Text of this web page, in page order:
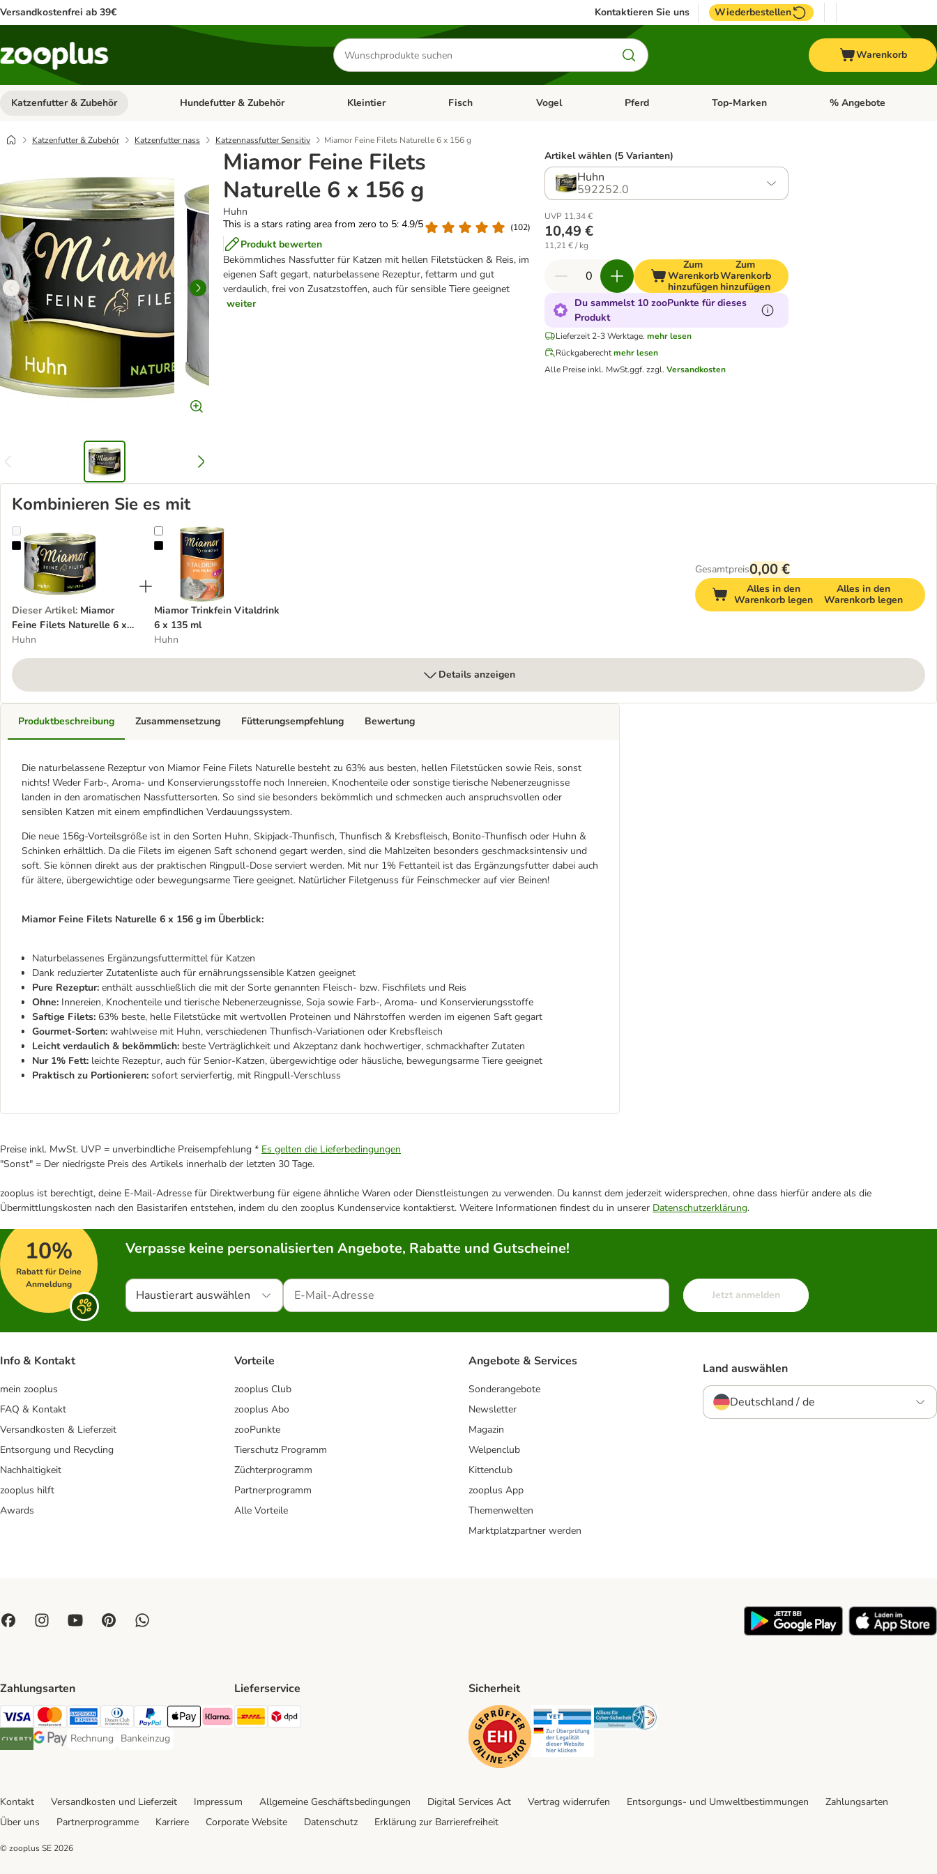
Versandkostenfrei ab 39€ Kontaktieren Sie uns Wiederbestellen
Produkte
suchen
Warenkorb
Katzenfutter & Zubehör Kategorie-Menü öffnen: Katzenfutter & Zubehör
Hundefutter & Zubehör Kategorie-Menü öffnen: Hundefutter & Zubehör
Kleintier Kategorie-Menü öffnen: Kleintier
Fisch Kategorie-Menü öffnen: Fisch
Vogel Kategorie-Menü öffnen: Vogel
Pferd Kategorie-Menü öffnen: Pferd
Top-Marken Kategorie-Menü öffnen:
% Angebote
Katzenfutter & Zubehör Katzenfutter nass Katzennassfutter Sensitiv Miamor Feine Filets Naturelle 6 x 156 g
Miamor Feine Filets
Naturelle 6 x 156 g
Huhn
This is a stars rating area from zero to 5: 4.9/5
(102)
Produkt bewerten
Bekömmliches Nassfutter für Katzen mit hellen Filetstücken & Reis, im
eigenen Saft gegart, naturbelassene Rezeptur, fettarm und gut
verdaulich, frei von Zusatzstoffen, auch für sensible Tiere geeignet
weiter
Artikel wählen (5 Varianten)
Huhn
592252.0
UVP 11,34 €
10,49 €
11,21 € / kg
Zum
Warenkorb
hinzufügen
Zum
Warenkorb
hinzufügen
Du sammelst 10 zooPunkte für dieses
Produkt
Lieferzeit 2-3 Werktage. mehr lesen
Rückgaberecht mehr lesen
Alle Preise inkl. MwSt.ggf. zzgl. Versandkosten
Kombinieren Sie es mit
Miamor Feine Filets Naturelle 6 x 156 g
Dieser Artikel: Miamor
Feine Filets Naturelle 6 x
156 g
Huhn
Miamor Trinkfein Vitaldrink 6 x 135 ml
Miamor Trinkfein Vitaldrink
6 x 135 ml
Huhn
Gesamtpreis0,00 €
Alles in den
Warenkorb legen
Alles in den
Warenkorb legen
Details anzeigen
Produktbeschreibung
Die naturbelassene Rezeptur von Miamor Feine Filets Naturelle besteht zu 63% aus besten, hellen Filetstücken sowie Reis, sonst
nichts! Weder Farb-, Aroma- und Konservierungsstoffe noch Innereien, Knochenteile oder sonstige tierische Nebenerzeugnisse
landen in den aromatischen Nassfuttersorten. So sind sie besonders bekömmlich und schmecken auch anspruchsvollen oder
sensiblen Katzen mit einem empfindlichen Verdauungssystem.
Die neue 156g-Vorteilsgröße ist in den Sorten Huhn, Skipjack-Thunfisch, Thunfisch & Krebsfleisch, Bonito-Thunfisch oder Huhn &
Schinken erhältlich. Da die Filets im eigenen Saft schonend gegart werden, sind die Mahlzeiten besonders geschmacksintensiv und
soft. Sie können direkt aus der praktischen Ringpull-Dose serviert werden. Mit nur 1% Fettanteil ist das Ergänzungsfutter dabei auch
für ältere, übergewichtige oder bewegungsarme Tiere geeignet. Natürlicher Filetgenuss für Feinschmecker auf vier Beinen!
Miamor Feine Filets Naturelle 6 x 156 g im Überblick:
Naturbelassenes Ergänzungsfuttermittel für Katzen
Dank reduzierter Zutatenliste auch für ernährungssensible Katzen geeignet
Pure Rezeptur: enthält ausschließlich die mit der Sorte genannten Fleisch- bzw. Fischfilets und Reis
Ohne: Innereien, Knochenteile und tierische Nebenerzeugnisse, Soja sowie Farb-, Aroma- und Konservierungsstoffe
Saftige Filets: 63% beste, helle Filetstücke mit wertvollen Proteinen und Nährstoffen werden im eigenen Saft gegart
Gourmet-Sorten: wahlweise mit Huhn, verschiedenen Thunfisch-Variationen oder Krebsfleisch
Leicht verdaulich & bekömmlich: beste Verträglichkeit und Akzeptanz dank hochwertiger, schmackhafter Zutaten
Nur 1% Fett: leichte Rezeptur, auch für Senior-Katzen, übergewichtige oder häusliche, bewegungsarme Tiere geeignet
Praktisch zu Portionieren: sofort servierfertig, mit Ringpull-Verschluss
Zusammensetzung Fütterungsempfehlung Bewertung
Preise inkl. MwSt. UVP = unverbindliche Preisempfehlung * Es gelten die Lieferbedingungen
"Sonst" = Der niedrigste Preis des Artikels innerhalb der letzten 30 Tage.
zooplus ist berechtigt, deine E-Mail-Adresse für Direktwerbung für eigene ähnliche Waren oder Dienstleistungen zu verwenden. Du kannst dem jederzeit widersprechen, ohne dass hierfür andere als die
Übermittlungskosten nach den Basistarifen entstehen, indem du den zooplus Kundenservice kontaktierst. Weitere Informationen findest du in unserer Datenschutzerklärung.
10%
Rabatt für Deine
Anmeldung
Verpasse keine personalisierten Angebote, Rabatte und Gutscheine!
Haustierart auswählen Jetzt anmelden
Info & Kontakt
mein zooplus
FAQ & Kontakt
Versandkosten & Lieferzeit
Entsorgung und Recycling
Nachhaltigkeit
zooplus hilft
Awards
Vorteile
zooplus Club
zooplus Abo
zooPunkte
Tierschutz Programm
Züchterprogramm
Partnerprogramm
Alle Vorteile
Angebote & Services
Sonderangebote
Newsletter
Magazin
Welpenclub
Kittenclub
zooplus App
Themenwelten
Marktplatzpartner werden
Land auswählen
Deutschland / de
Zahlungsarten
Visa Payment Method
Mastercard Payment Method
American Express Payment Method
Diners Club Payment Method
PayPal Payment Method
Apple Pay Payment Method
Klarna Payment Method
Riverty Payment Method
Google Pay Payment Method
Rechnung
Rechnung Payment Method
Bankeinzug
Bankeinzug Payment Method
Lieferservice
DHL Shipping Method
Sicherheit
Security Security Security
Kontakt Versandkosten und Lieferzeit Impressum Allgemeine Geschäftsbedingungen Digital Services Act Vertrag widerrufen Entsorgungs- und Umweltbestimmungen
Zahlungsarten
Über uns
Partnerprogramme Karriere Corporate Website Datenschutz Erklärung zur Barrierefreiheit
© zooplus SE 2026